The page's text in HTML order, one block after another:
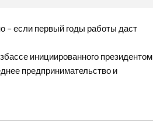
– если первый годы работы даст
инициированного президентом
предпринимательство и